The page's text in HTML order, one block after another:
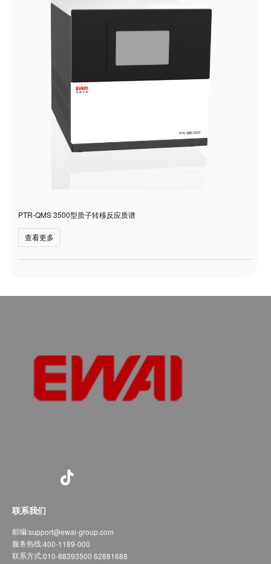
PTR-QMS 3500型质子转移反应质谱
查看更多
联系我们
邮编:support@ewai-group.com
服务热线:400-1189-000
联系方式:010-88393500 62881688